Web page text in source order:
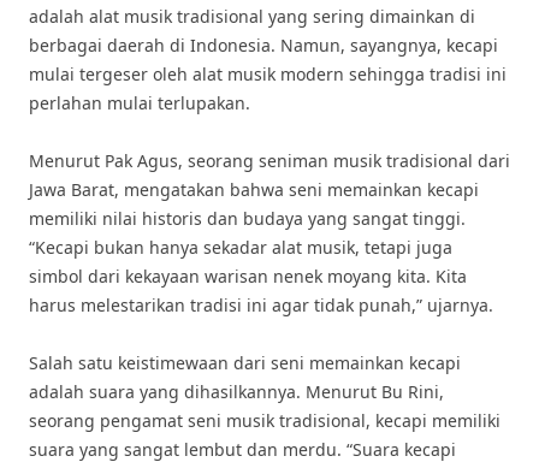
adalah alat musik tradisional yang sering dimainkan di
berbagai daerah di Indonesia. Namun, sayangnya, kecapi
mulai tergeser oleh alat musik modern sehingga tradisi ini
perlahan mulai terlupakan.
Menurut Pak Agus, seorang seniman musik tradisional dari
Jawa Barat, mengatakan bahwa seni memainkan kecapi
memiliki nilai historis dan budaya yang sangat tinggi.
“Kecapi bukan hanya sekadar alat musik, tetapi juga
simbol dari kekayaan warisan nenek moyang kita. Kita
harus melestarikan tradisi ini agar tidak punah,” ujarnya.
Salah satu keistimewaan dari seni memainkan kecapi
adalah suara yang dihasilkannya. Menurut Bu Rini,
seorang pengamat seni musik tradisional, kecapi memiliki
suara yang sangat lembut dan merdu. “Suara kecapi